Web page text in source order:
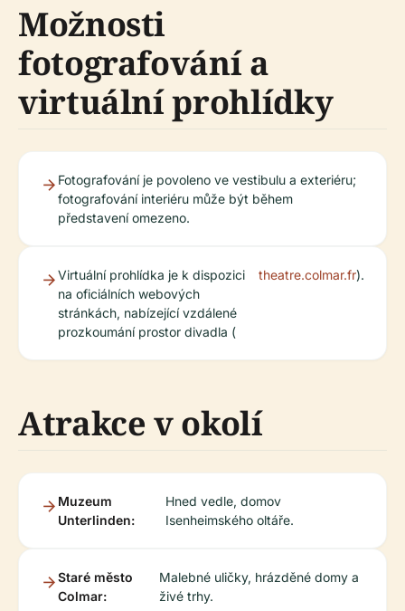
Možnosti
fotografování a
virtuální prohlídky
Fotografování je povoleno ve vestibulu a exteriéru;
fotografování interiéru může být během
představení omezeno.
Virtuální prohlídka je k dispozici
na oficiálních webových
stránkách, nabízející vzdálené
prozkoumání prostor divadla (
theatre.colmar.fr).
Atrakce v okolí
Muzeum
Unterlinden:
Hned vedle, domov
Isenheimského oltáře.
Staré město
Colmar:
Malebné uličky, hrázděné domy a
živé trhy.